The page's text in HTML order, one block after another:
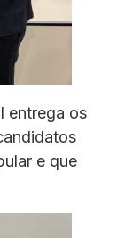
entrega os
e que